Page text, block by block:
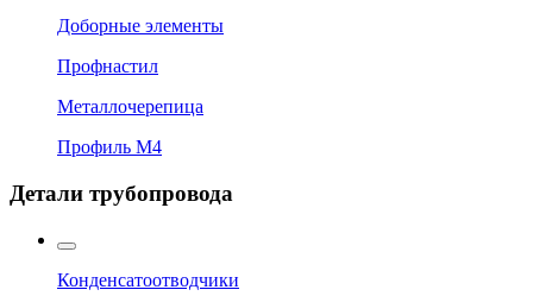
Доборные элементы
Профнастил
Металлочерепица
Профиль М4
Детали трубопровода
Конденсатоотводчики